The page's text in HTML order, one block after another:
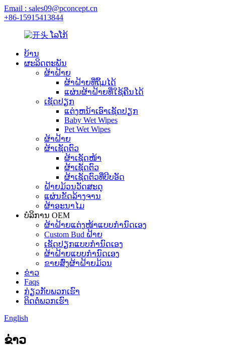
Email : sales09@pconcept.cn
+86-15915413844
ບ້ານ
ຜະລິດຕະພັນ
ຜ້າຝ້າຍ
ຜ້າຝ້າຍທີ່ຖິ້ມໄດ້
ແຜ່ນຜ້າຝ້າຍທີ່ໃຊ້ຄືນໄດ້
ເຊັດປຽກ
ແຕ່ງຫນ້າເອົາເຊັດປຽກ
Baby Wet Wipes
Pet Wet Wipes
ຜ້າຝ້າຍ
ຜ້າເຊັດຕົວ
ຜ້າເຊັດໜ້າ
ຜ້າເຊັດຕົວ
ຜ້າເຊັດຕົວທີ່ບີບອັດ
ຝ້າຍມ້ວນວັດສະດຸ
ແຜ່ນຂັດລ້າງຈານ
ຜ້າອະນາໄມ
ບໍລິການ OEM
ຜ້າຝ້າຍແຕ່ງໜ້າແບບກຳນົດເອງ
Custom Bud ຝ້າຍ
ເຊັດປຽກແບບກຳນົດເອງ
ຜ້າຝ້າຍແບບກຳນົດເອງ
ຂາຍສົ່ງຜ້າຝ້າຍມ້ວນ
ຂ່າວ
Faqs
ກ່ຽວກັບພວກເຮົາ
ຕິດຕໍ່ພວກເຮົາ
English
ຂ່າວ